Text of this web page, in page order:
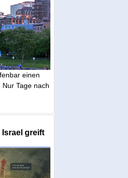
einen
Tage nach
Israel greift